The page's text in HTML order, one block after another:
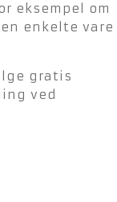
eksempel om
enkelte vare
gratis
ved